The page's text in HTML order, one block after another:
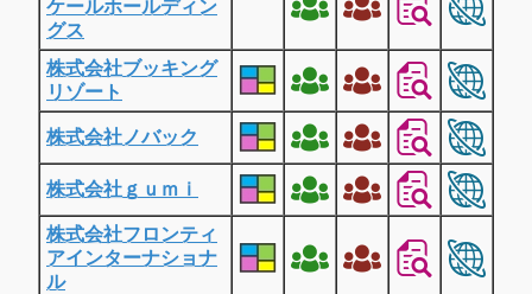
ケールホールディン
グス
株式会社ブッキング
リゾート
株式会社ノバック
株式会社ｇｕｍｉ
株式会社フロンティ
アインターナショナ
ル